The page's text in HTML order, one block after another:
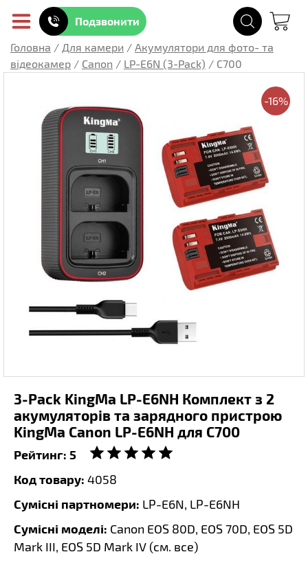
Подзвонити
Головна / Для камери / Акумулятори для фото- та
відеокамер / Canon / LP-E6N (3-Pack) / C700
-16%
3-Pack KingMa LP-E6NH Комплект з 2
акумуляторів та зарядного пристрою
KingMa Canon LP-E6NH для C700
Рейтинг: 5
Код товару: 4058
Сумісні партномери: LP-E6N, LP-E6NH
Сумісні моделі: Canon EOS 80D, EOS 70D, EOS 5D
Mark III, EOS 5D Mark IV (см. все)